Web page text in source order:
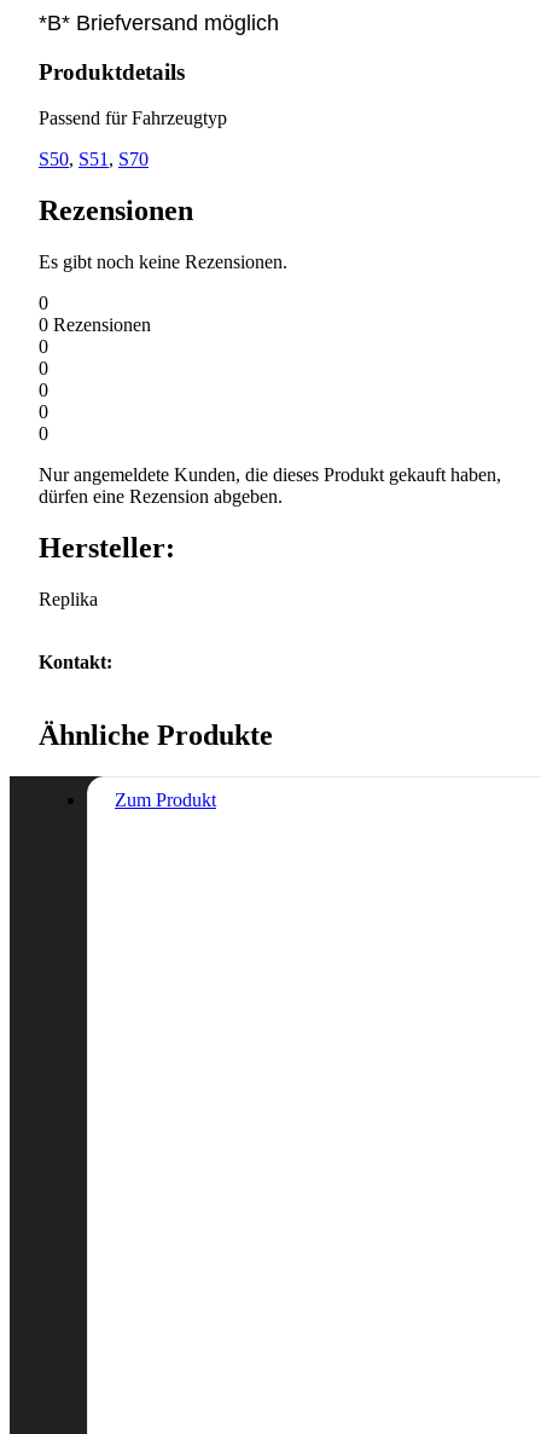
*B* Briefversand möglich
Produktdetails
Passend für Fahrzeugtyp
S50, S51 , S70
Rezensionen
Es gibt noch keine Rezensionen.
0
0 Rezensionen
0
0
0
0
0
Nur angemeldete Kunden, die dieses Produkt gekauft haben,
dürfen eine Rezension abgeben.
Hersteller:
Replika
Kontakt:
Ähnliche Produkte
Zum Produkt